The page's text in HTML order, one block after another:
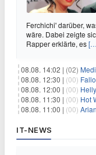
Ferchichi' darüber,
wäre. Dabei zeigte
Rapper erklärte, es
08.08. 14:02 | (02)
08.08. 12:30 | (00)
08.08. 12:00 | (00) Helly
08.08. 11:30 | (00) Hot
08.08. 11:00 | (00)
IT-NEWS